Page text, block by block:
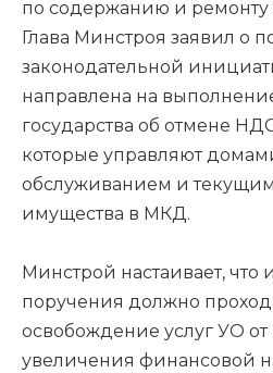
по содержанию и ремонту
Глава Минстроя заявил о
законодательной
направлена на
государства об отмене
которые управляют
обслуживанием и
имущества в МКД.
Минстрой настаивает, что
поручения должно
освобождение услуг УО от
увеличения финансовой